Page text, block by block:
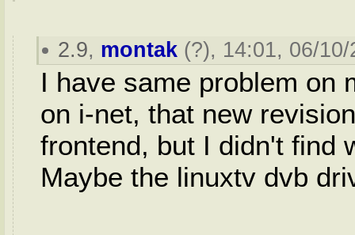
2.9, montak (?), 14:01, 06/10/
I have same problem on
on i-net, that new
frontend, but I didn't find
Maybe the linuxtv dvb